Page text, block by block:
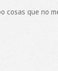
cosas que no